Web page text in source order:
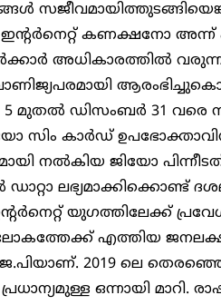
കണക്ഷനോ അന്ന്
അധികാരത്തിൽ
5 മുതൽ ഡിസംബർ 31 വരെ
കാർ‍ഡ് ഉപഭോക്താവിന്
നൽകിയ ജിയോ പിന്നീടത്
ലഭ്യമാക്കിക്കൊണ്ട്
യുഗത്തിലേക്ക്
എത്തിയ
2019 ലെ
ഒന്നായി മാറി.